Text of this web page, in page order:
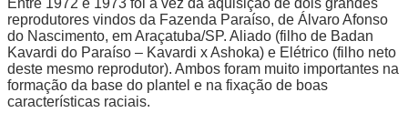
reprodutores vindos da Fazenda Paraíso, de Álvaro Afonso
do Nascimento, em Araçatuba/SP. Aliado (filho de Badan
Kavardi do Paraíso – Kavardi x Ashoka) e Elétrico (filho neto
deste mesmo reprodutor). Ambos foram muito importantes na
formação da base do plantel e na fixação de boas
características raciais.